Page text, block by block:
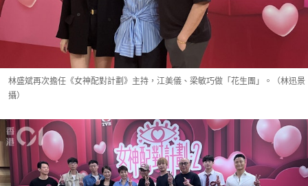
林盛斌再次擔任《女神配對計劃》主持，江美儀、梁敏巧做「花生團」。（林迅景
攝）